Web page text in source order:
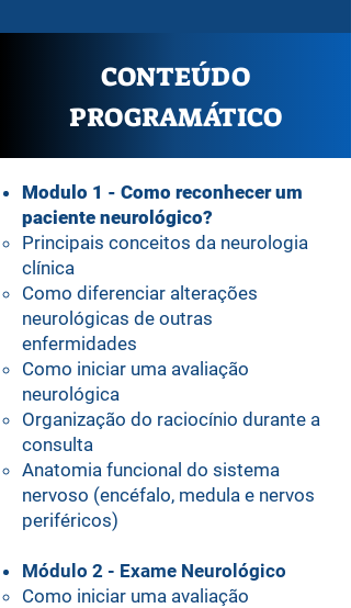
CONTEÚDO
PROGRAMÁTICO
Modulo 1 - Como reconhecer um
paciente neurológico?
Principais conceitos da neurologia
clínica
Como diferenciar alterações
neurológicas de outras
enfermidades
Como iniciar uma avaliação
neurológica
⁠Organização do raciocínio durante a
consulta
⁠Anatomia funcional do sistema
nervoso (encéfalo, medula e nervos
periféricos)
Módulo 2 - Exame Neurológico
Como iniciar uma avaliação